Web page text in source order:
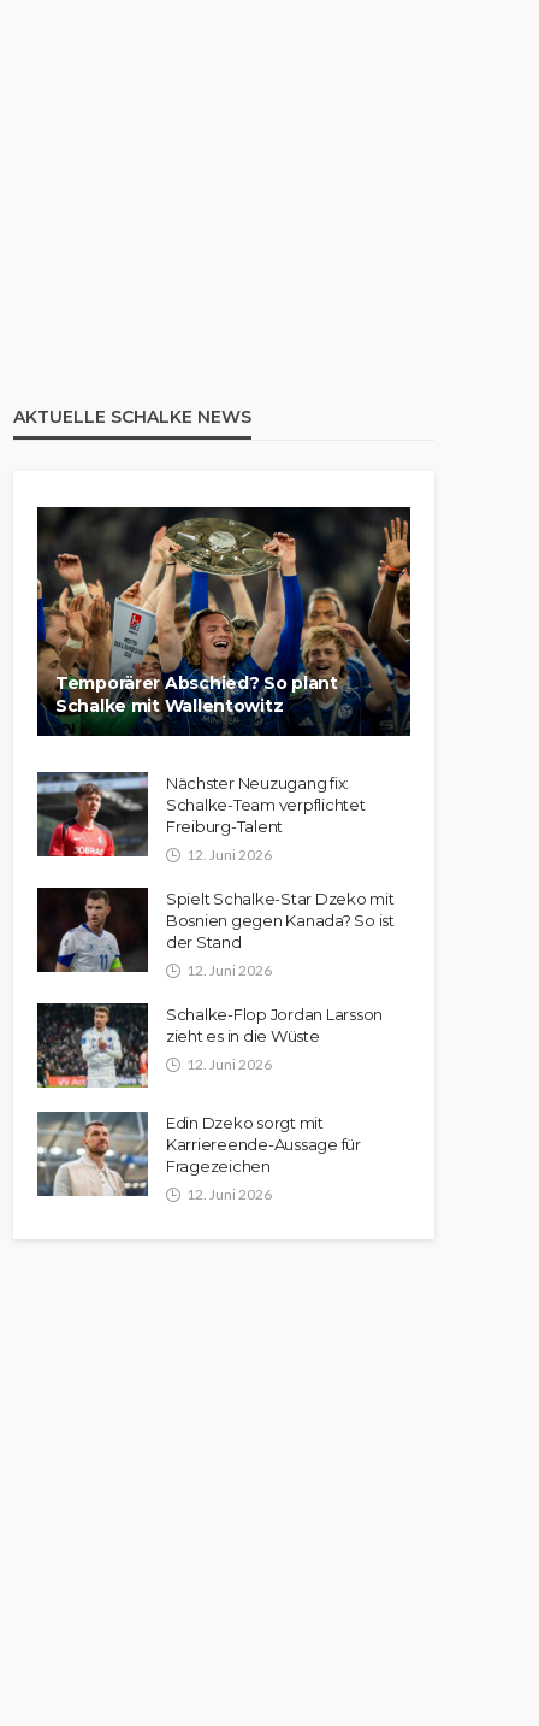
AKTUELLE SCHALKE NEWS
Temporärer Abschied? So plant
Schalke mit Wallentowitz
Nächster Neuzugang fix:
Schalke-Team verpflichtet
Freiburg-Talent
12. Juni 2026
Spielt Schalke-Star Dzeko mit
Bosnien gegen Kanada? So ist
der Stand
12. Juni 2026
Schalke-Flop Jordan Larsson
zieht es in die Wüste
12. Juni 2026
Edin Dzeko sorgt mit
Karriereende-Aussage für
Fragezeichen
12. Juni 2026